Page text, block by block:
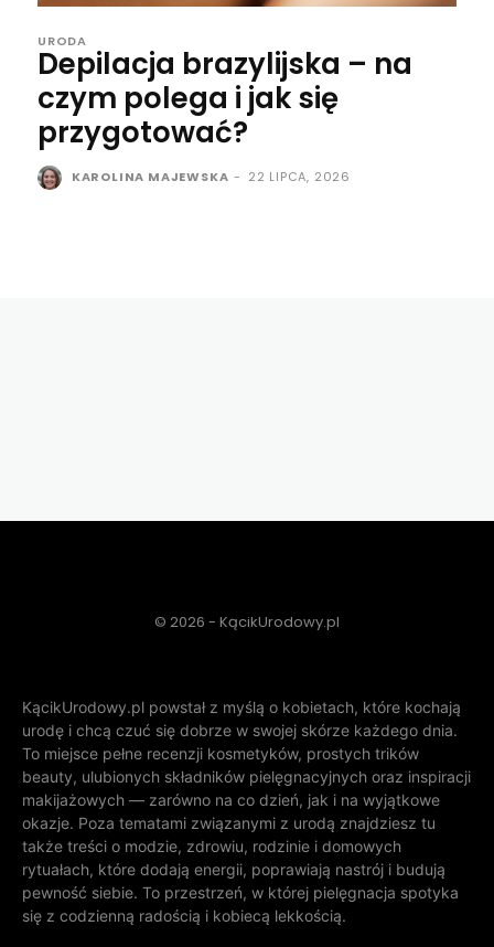
URODA
Depilacja brazylijska – na
czym polega i jak się
przygotować?
KAROLINA MAJEWSKA - 22 LIPCA, 2026
© 2026 - KącikUrodowy.pl
KącikUrodowy.pl powstał z myślą o kobietach, które kochają
urodę i chcą czuć się dobrze w swojej skórze każdego dnia.
To miejsce pełne recenzji kosmetyków, prostych trików
beauty, ulubionych składników pielęgnacyjnych oraz inspiracji
makijażowych — zarówno na co dzień, jak i na wyjątkowe
okazje. Poza tematami związanymi z urodą znajdziesz tu
także treści o modzie, zdrowiu, rodzinie i domowych
rytuałach, które dodają energii, poprawiają nastrój i budują
pewność siebie. To przestrzeń, w której pielęgnacja spotyka
się z codzienną radością i kobiecą lekkością.